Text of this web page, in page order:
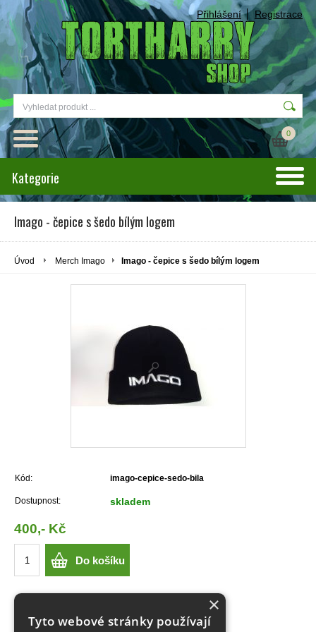
Přihlášení Registrace
0
Kategorie
Imago - čepice s šedo bílým logem
Úvod Merch Imago Imago - čepice s šedo bílým logem
Kód: imago-cepice-sedo-bila
Dostupnost: skladem
400,- Kč
Do košíku
Imago - čepice s šedo bílým logem
×
Tyto webové stránky používají